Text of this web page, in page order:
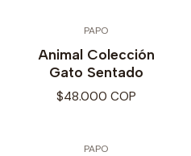
PAPO
Animal Colección
Gato Sentado
$48.000 COP
PAPO